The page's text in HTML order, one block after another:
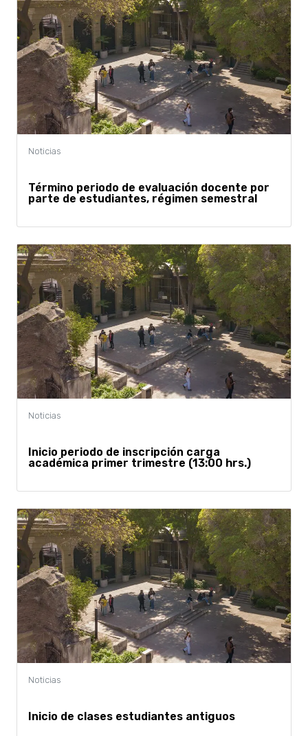
Término periodo de evaluación docente por
parte de estudiantes, régimen semestral
Inicio periodo de inscripción carga
académica primer trimestre (13:00 hrs.)
Inicio de clases estudiantes antiguos